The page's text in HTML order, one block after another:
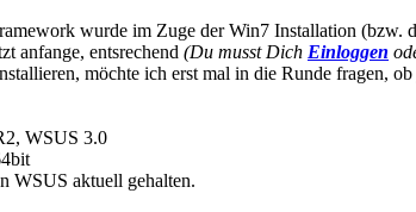
wurde im Zuge der Win7 Installation (bzw.
anfange, entsrechend (Du musst Dich Einloggen
möchte ich erst mal in die Runde fragen,
WSUS 3.0
WSUS aktuell gehalten.